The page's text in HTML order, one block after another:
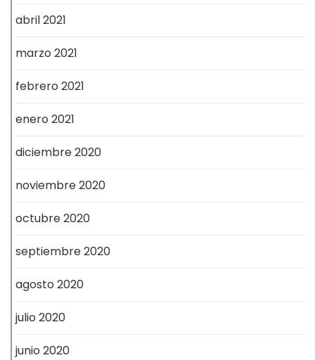
abril 2021
marzo 2021
febrero 2021
enero 2021
diciembre 2020
noviembre 2020
octubre 2020
septiembre 2020
agosto 2020
julio 2020
junio 2020